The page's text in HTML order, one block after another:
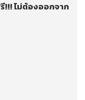
!!! ไม่ต้องออกจาก